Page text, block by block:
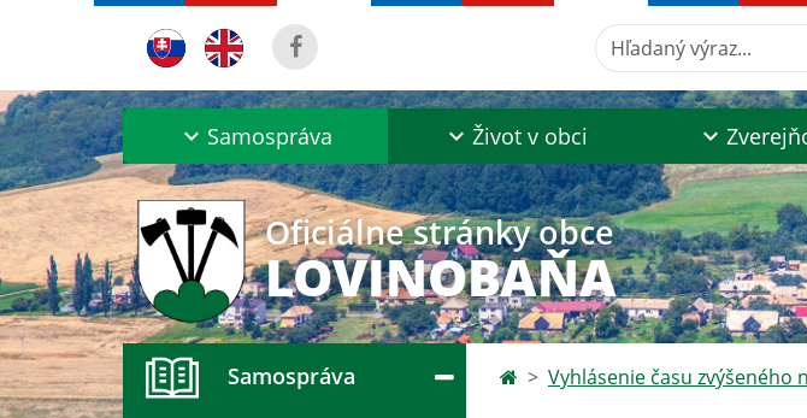
Hľadaný výraz...
Samospráva Život v obci
Oficiálne stránky obce
LOVINOBAŇA
Samospráva Vyhlásenie času zvýšeného